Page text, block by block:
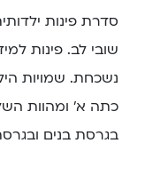
סדרת פינות
שובי לב. פינות
נשכחת. שמויות
כתה א’ ומהוות
בגרסת בנים